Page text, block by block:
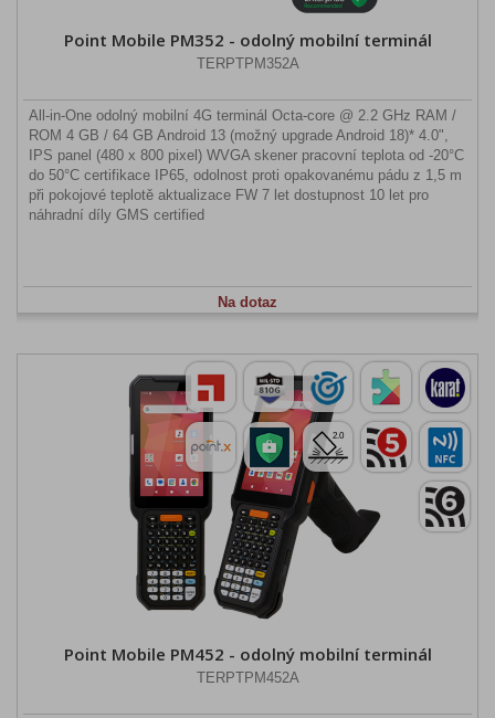
Point Mobile PM352 - odolný mobilní terminál
TERPTPM352A
All-in-One odolný mobilní 4G terminál Octa-core @ 2.2 GHz RAM /
ROM 4 GB / 64 GB Android 13 (možný upgrade Android 18)* 4.0",
IPS panel (480 x 800 pixel) WVGA skener pracovní teplota od -20°C
do 50°C certifikace IP65, odolnost proti opakovanému pádu z 1,5 m
při pokojové teplotě aktualizace FW 7 let dostupnost 10 let pro
náhradní díly GMS certified
Na dotaz
Point Mobile PM452 - odolný mobilní terminál
TERPTPM452A